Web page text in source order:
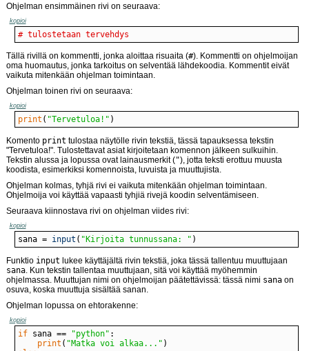
Ohjelman ensimmäinen rivi on seuraava:
kopioi
# tulostetaan tervehdys
Tällä rivillä on kommentti, jonka aloittaa risuaita (#). Kommentti on ohjelmoijan
oma huomautus, jonka tarkoitus on selventää lähdekoodia. Kommentit eivät
vaikuta mitenkään ohjelman toimintaan.
Ohjelman toinen rivi on seuraava:
kopioi
print ( "Tervetuloa!" )
Komento print tulostaa näytölle rivin tekstiä, tässä tapauksessa tekstin
"Tervetuloa!". Tulostettavat asiat kirjoitetaan komennon jälkeen sulkuihin.
Tekstin alussa ja lopussa ovat lainausmerkit ("), jotta teksti erottuu muusta
koodista, esimerkiksi komennoista, luvuista ja muuttujista.
Ohjelman kolmas, tyhjä rivi ei vaikuta mitenkään ohjelman toimintaan.
Ohjelmoija voi käyttää vapaasti tyhjiä rivejä koodin selventämiseen.
Seuraava kiinnostava rivi on ohjelman viides rivi:
kopioi
sana = input ( "Kirjoita tunnussana: " )
Funktio input lukee käyttäjältä rivin tekstiä, joka tässä tallentuu muuttujaan
sana . Kun tekstin tallentaa muuttujaan, sitä voi käyttää myöhemmin
ohjelmassa. Muuttujan nimi on ohjelmoijan päätettävissä: tässä nimi sana on
osuva, koska muuttuja sisältää sanan.
Ohjelman lopussa on ehtorakenne:
kopioi
if sana == "python"
print ( "Matka voi alkaa..."